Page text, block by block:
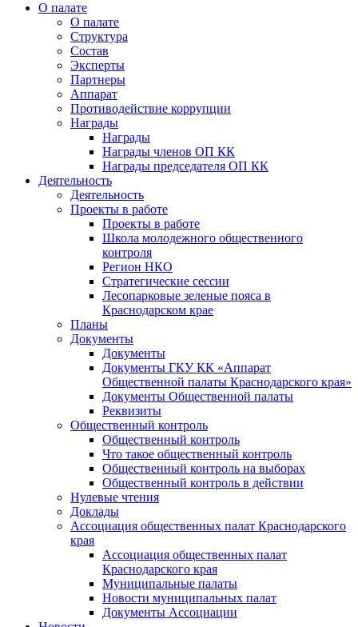
О палате
О палате
Структура
Состав
Эксперты
Партнеры
Аппарат
Противодействие коррупции
Награды
Награды
Награды членов ОП КК
Награды председателя ОП КК
Деятельность
Деятельность
Проекты в работе
Проекты в работе
Школа молодежного общественного
контроля
Регион НКО
Стратегические сессии
Лесопарковые зеленые пояса в
Краснодарском крае
Планы
Документы
Документы
Документы ГКУ КК «Аппарат
Общественной палаты Краснодарского края»
Документы Общественной палаты
Реквизиты
Общественный контроль
Общественный контроль
Что такое общественный контроль
Общественный контроль на выборах
Общественный контроль в действии
Нулевые чтения
Доклады
Ассоциация общественных палат Краснодарского
края
Ассоциация общественных палат
Краснодарского края
Муниципальные палаты
Новости муниципальных палат
Документы Ассоциации